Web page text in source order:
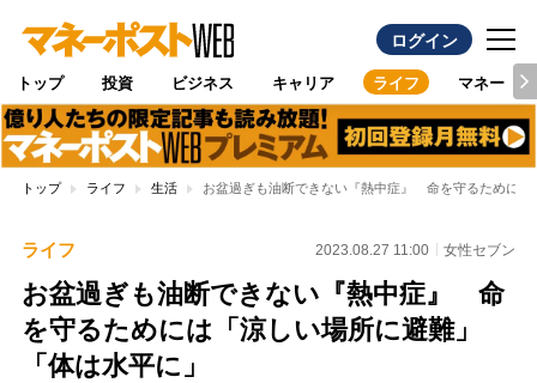
ログイン
トップ 投資 ビジネス キャリア ライフ マネー
トップ ライフ 生活 お盆過ぎも油断できない『熱中症』 命を守るためには
ライフ 2023.08.27 11:00 女性セブン
お盆過ぎも油断できない『熱中症』 命
を守るためには「涼しい場所に避難」
「体は水平に」